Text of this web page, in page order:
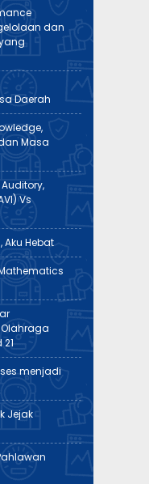
dan
Daerah
Masa
Vs
Aku Hebat
menjadi
Jejak